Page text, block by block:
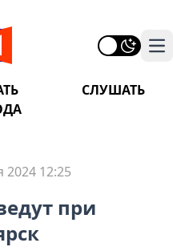
СЛУШАТЬ
2024 12:25
при